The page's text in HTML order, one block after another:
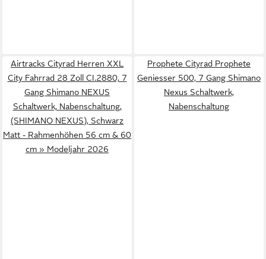
Airtracks Cityrad Herren XXL
City Fahrrad 28 Zoll CI.2880, 7
Gang Shimano NEXUS
Schaltwerk, Nabenschaltung,
(SHIMANO NEXUS), Schwarz
Matt - Rahmenhöhen 56 cm & 60
cm » Modeljahr 2026
Prophete Cityrad Prophete
Geniesser 500, 7 Gang Shimano
Nexus Schaltwerk,
Nabenschaltung